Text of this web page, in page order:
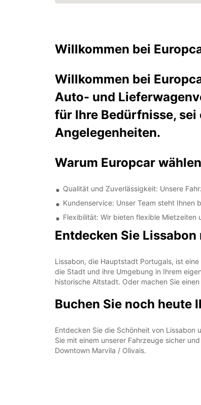
Willkommen bei
Willkommen bei
Auto- und
für Ihre Bedürfnisse,
Angelegenheiten.
Warum Europcar
Qualität und Zuverlässigkeit: Unsere
Kundenservice: Unser Team steht Ihnen
Flexibilität: Wir bieten flexible Mietzeiten
Entdecken Sie
Lissabon, die Hauptstadt Portugals, ist
die Stadt und ihre Umgebung in Ihrem
historische Altstadt. Oder machen Sie
Buchen Sie noch heute
Entdecken Sie die Schönheit von Lissabon
Sie mit einem unserer Fahrzeuge sicher
Downtown Marvila / Olivais.